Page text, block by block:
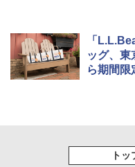
「
ッグ、東
ら期間限
ト